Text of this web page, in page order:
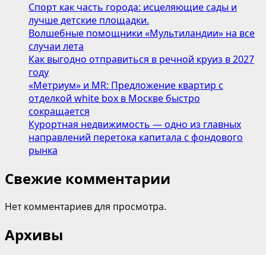
Спорт как часть города: исцеляющие сады и
лучше детские площадки.
Волшебные помощники «Мультиландии» на все
случаи лета
Как выгодно отправиться в речной круиз в 2027
году
«Метриум» и MR: Предложение квартир с
отделкой white box в Москве быстро
сокращается
Курортная недвижимость — одно из главных
направлений перетока капитала с фондового
рынка
Свежие комментарии
Нет комментариев для просмотра.
Архивы